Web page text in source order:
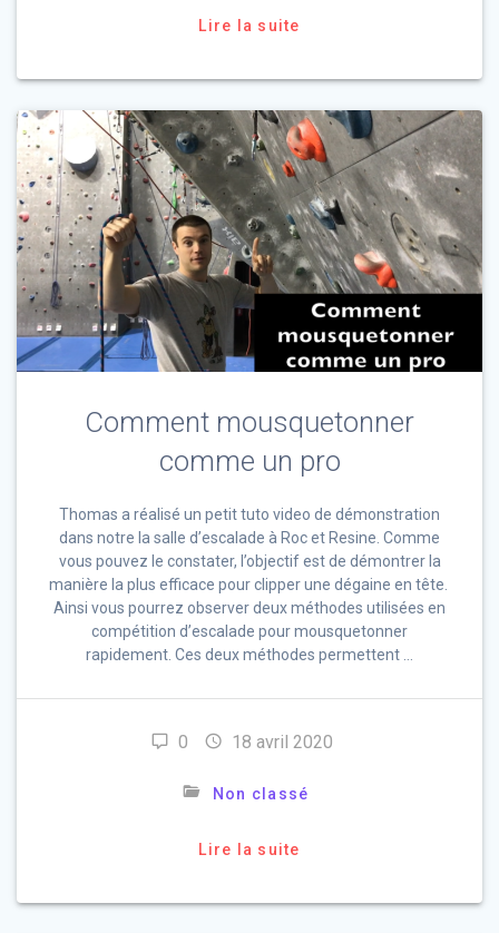
Lire la suite
Comment mousquetonner
comme un pro
Thomas a réalisé un petit tuto video de démonstration
dans notre la salle d’escalade à Roc et Resine. Comme
vous pouvez le constater, l’objectif est de démontrer la
manière la plus efficace pour clipper une dégaine en tête.
Ainsi vous pourrez observer deux méthodes utilisées en
compétition d’escalade pour mousquetonner
rapidement. Ces deux méthodes permettent …
0 18 avril 2020
Non classé
Lire la suite